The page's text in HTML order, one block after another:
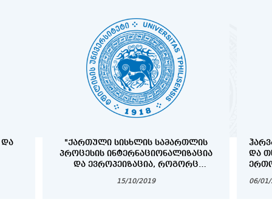
ᲓᲐ
"ᲥᲐᲠᲗᲣᲚᲘ ᲡᲘᲡᲮᲚᲘᲡ ᲡᲐᲛᲐᲠᲗᲚᲘᲡ
ᲞᲠᲝᲪᲔᲡᲘᲡ ᲘᲜᲢᲔᲠᲜᲐᲪᲘᲝᲜᲐᲚᲘᲖᲐᲪᲘᲐ
ᲓᲐ ᲔᲕᲠᲝᲞᲔᲘᲖᲐᲪᲘᲐ, ᲠᲝᲒᲝᲠᲪ
15/10/2019
ᲓᲐ
06/